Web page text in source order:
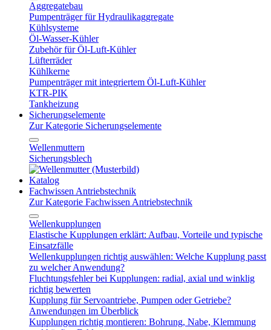
Aggregatebau
Pumpenträger für Hydraulikaggregate
Kühlsysteme
Öl-Wasser-Kühler
Zubehör für Öl-Luft-Kühler
Lüfterräder
Kühlkerne
Pumpenträger mit integriertem Öl-Luft-Kühler
KTR-PIK
Tankheizung
Sicherungselemente
Zur Kategorie Sicherungselemente
Wellenmuttern
Sicherungsblech
Katalog
Fachwissen Antriebstechnik
Zur Kategorie Fachwissen Antriebstechnik
Wellenkupplungen
Elastische Kupplungen erklärt: Aufbau, Vorteile und typische
Einsatzfälle
Wellenkupplungen richtig auswählen: Welche Kupplung passt
zu welcher Anwendung?
Fluchtungsfehler bei Kupplungen: radial, axial und winklig
richtig bewerten
Kupplung für Servoantriebe, Pumpen oder Getriebe?
Anwendungen im Überblick
Kupplungen richtig montieren: Bohrung, Nabe, Klemmung